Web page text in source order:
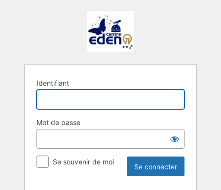
Identifiant
Mot de passe
Se souvenir de moi